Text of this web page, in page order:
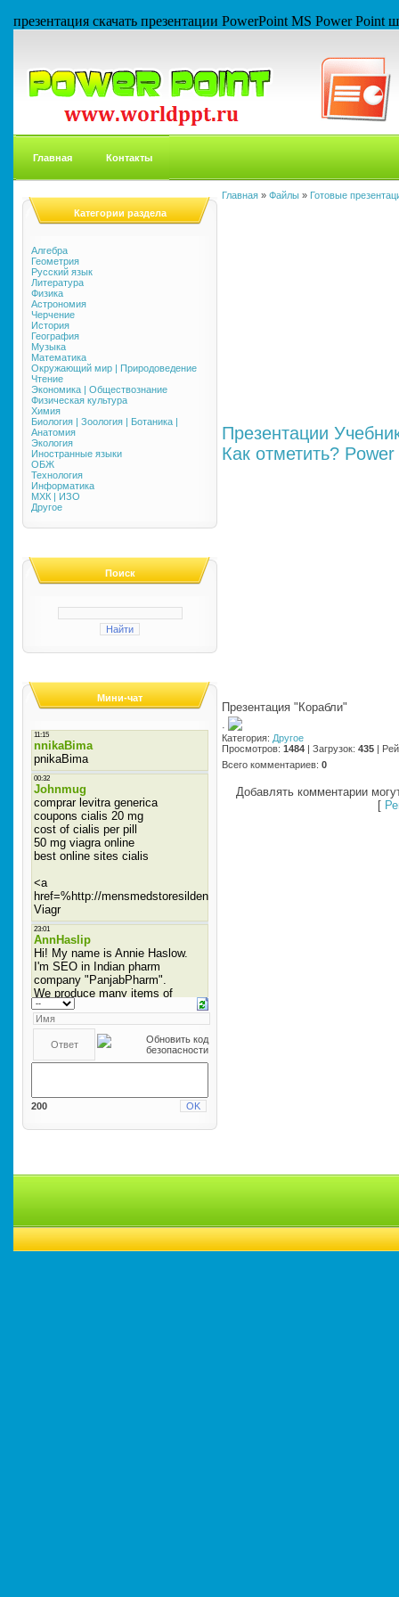
презентация скачать презентации PowerPoint MS Power
Главная Контакты
Категории раздела
Алгебра
Геометрия
Русский язык
Литература
Физика
Астрономия
Черчение
История
География
Музыка
Математика
Окружающий мир | Природоведение
Чтение
Экономика | Обществознание
Физическая культура
Химия
Биология | Зоология | Ботаника |
Анатомия
Экология
Иностранные языки
ОБЖ
Технология
Информатика
МХК | ИЗО
Другое
Поиск
Мини-чат
200
Главная » Файлы » Готовые
Презентации
Как отметить?
Презентация "Корабли"
·
Категория: Другое
Просмотров: 1484 | Загрузок: 435 |
Всего комментариев: 0
Добавлять комментарии
[